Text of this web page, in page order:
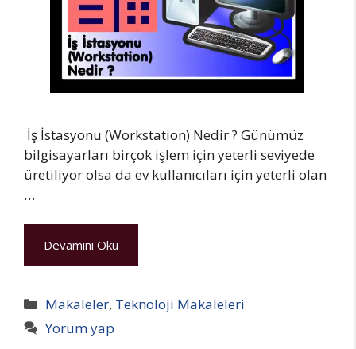
İş İstasyonu (Workstation) Nedir ? Günümüz
bilgisayarları birçok işlem için yeterli seviyede
üretiliyor olsa da ev kullanıcıları için yeterli olan
…
Devamını Oku
Kategoriler
Makaleler, Teknoloji Makaleleri
Yorum yap